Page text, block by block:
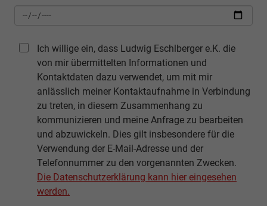
Ich willige ein, dass Ludwig Eschlberger e.K. die
von mir übermittelten Informationen und
Kontaktdaten dazu verwendet, um mit mir
anlässlich meiner Kontaktaufnahme in Verbindung
zu treten, in diesem Zusammenhang zu
kommunizieren und meine Anfrage zu bearbeiten
und abzuwickeln. Dies gilt insbesondere für die
Verwendung der E-Mail-Adresse und der
Telefonnummer zu den vorgenannten Zwecken.
Die Datenschutzerklärung kann hier eingesehen
werden.